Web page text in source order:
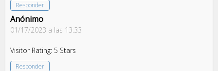
Responder
Anónimo
01/17/2023 a las 13:33
Visitor Rating: 5 Stars
Responder